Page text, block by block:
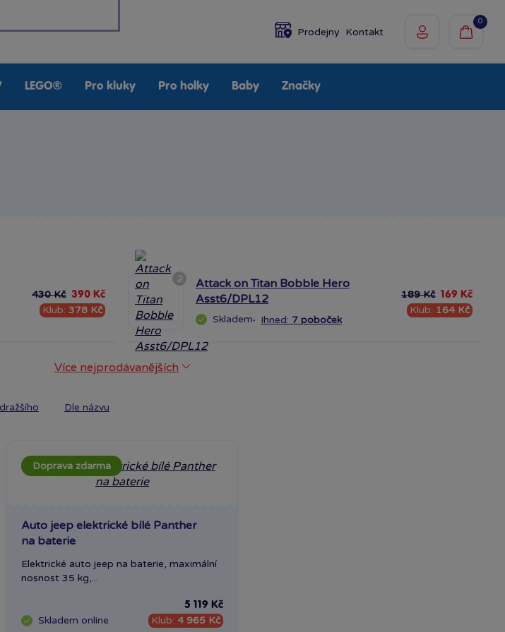
Prodejny Kontakt
0
LEGO® Pro kluky Pro holky Baby Značky
430 Kč 390 Kč
Klub: 378 Kč
2
Attack on Titan Bobble Hero
Asst6/DPL12
Skladem· Ihned: 7 poboček
189 Kč 169 Kč
Klub: 164 Kč
Více nejprodávanějších
Dle názvu
Doprava zdarma
Auto jeep elektrické bílé Panther
na baterie
Elektrické auto jeep na baterie, maximální
nosnost 35 kg,...
Skladem online
5 119 Kč
Klub: 4 965 Kč